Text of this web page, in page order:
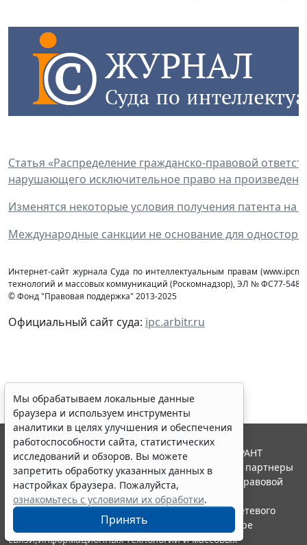
Статья «Распределение гражданско-правовой
нарушающего исключительное право на
Изменятся некоторые условия получения патента
Международные санкции не основание для
Интернет-сайт журнала Суда по интеллектуальным правам
технологий и массовых коммуникаций (Роcкомнадзор), ЭЛ № ФС77-
© Фонд "Правовая поддержка" 2013-2025
Официальный сайт суда: ipc.arbitr.ru
Мы обрабатываем локальные данные
браузера и используем инструменты
аналитики в целях улучшения и обеспечения
работоспособности сайта, статистических
исследований и обзоров. Вы можете
запретить обработку указанных данных в
настройках браузера. Пожалуйста,
ознакомьтесь с условиями их обработки.
Принять
© ООО "НПП "ГАРАНТ-СЕРВИС", 2026. Система ГАРАНТ
выпускается с 1990 года. Компания "Гарант" и ее партнеры
являются участниками Российской ассоциации правовой
информации ГАРАНТ.
Портал ГАРАНТ.РУ зарегистрирован в качестве сетевого
издания Федеральной службой по надзору в сфере
связи,информационных технологий и массовых